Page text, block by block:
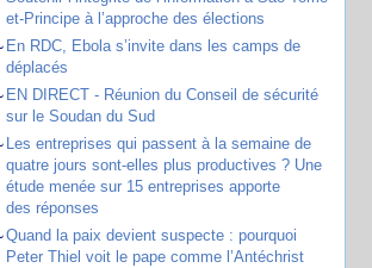
et-Principe à l’approche des élections
En RDC, Ebola s’invite dans les camps de
déplacés
EN DIRECT - Réunion du Conseil de sécurité
sur le Soudan du Sud
Les entreprises qui passent à la semaine de
quatre jours sont-elles plus productives ? Une
étude menée sur 15 entreprises apporte
des réponses
Quand la paix devient suspecte : pourquoi
Peter Thiel voit le pape comme l’Antéchrist